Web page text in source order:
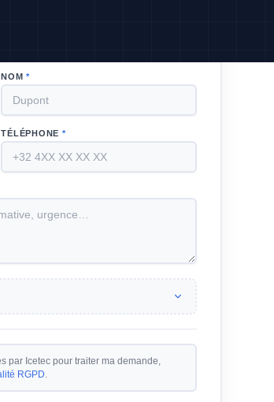
NOM*
TÉLÉPHONE *
par Icetec pour traiter ma demande,
RGPD